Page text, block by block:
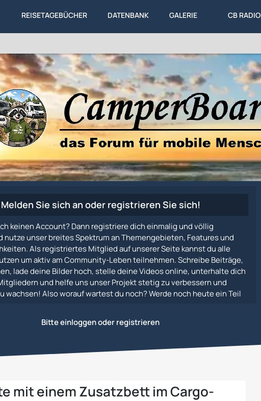
REISETAGEBÜCHER DATENBANK GALERIE CB RADIO
Melden Sie sich an oder registrieren Sie sich!
keinen Account? Dann registriere dich einmalig und völlig
nutze unser breites Spektrum an Themengebieten, Features und
Als registriertes Mitglied auf unserer Seite kannst du alle
um aktiv am Community-Leben teilnehmen. Schreibe Beiträge,
lade deine Bilder hoch, stelle deine Videos online, unterhalte dich
und helfe uns unser Projekt stetig zu verbessern und
wachsen! Also worauf wartest du noch? Werde noch heute ein Teil
Bitte einloggen oder registrieren
mit einem Zusatzbett im Cargo-